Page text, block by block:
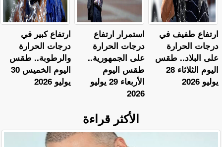
ارتفاع كبير في
درجات الحرارة
والرطوبة.. طقس
اليوم الخميس 30
يوليو 2026
استمرار ارتفاع
درجات الحرارة
على الجمهورية..
طقس اليوم
الأربعاء 29 يوليو
2026
​ارتفاع طفيف في
درجات الحرارة
على البلاد.. طقس
اليوم الثلاثاء 28
يوليو 2026
الأكثر قراءة